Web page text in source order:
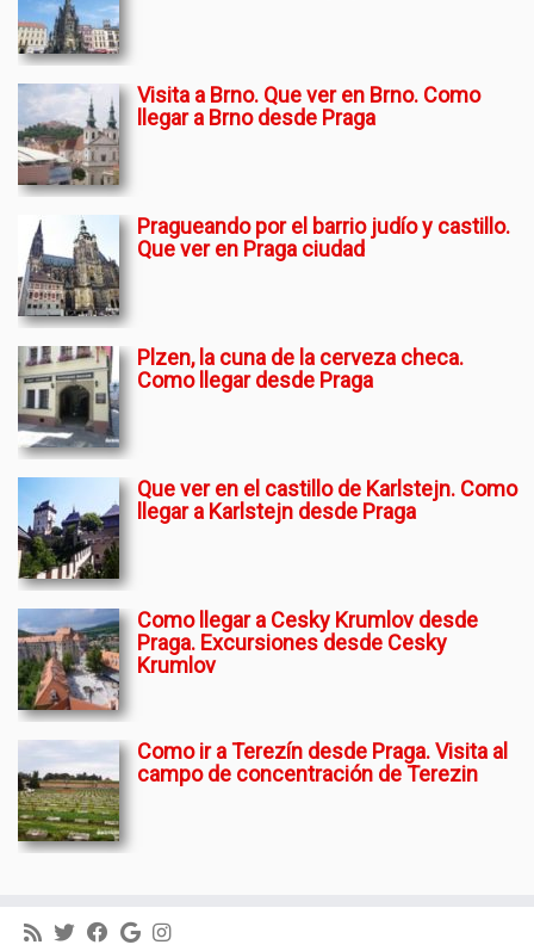
Visita a Brno. Que ver en Brno. Como
llegar a Brno desde Praga
Pragueando por el barrio judío y castillo.
Que ver en Praga ciudad
Plzen, la cuna de la cerveza checa.
Como llegar desde Praga
Que ver en el castillo de Karlstejn. Como
llegar a Karlstejn desde Praga
Como llegar a Cesky Krumlov desde
Praga. Excursiones desde Cesky
Krumlov
Como ir a Terezín desde Praga. Visita al
campo de concentración de Terezin